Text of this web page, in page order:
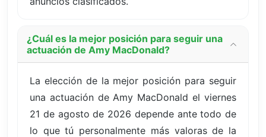
¿Cuál es la mejor posición para seguir una
actuación de Amy MacDonald?
La elección de la mejor posición para seguir
una actuación de Amy MacDonald el viernes
21 de agosto de 2026 depende ante todo de
lo que tú personalmente más valoras de la